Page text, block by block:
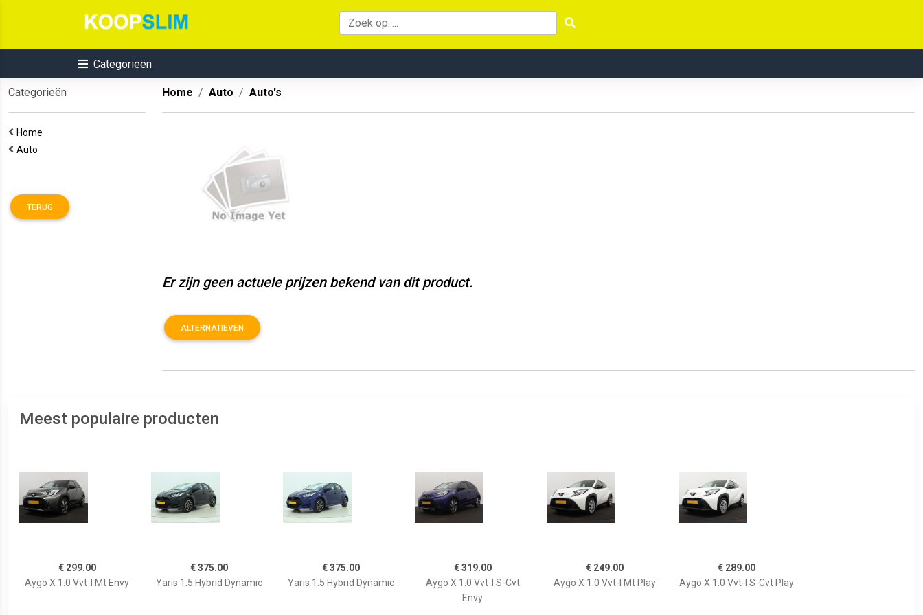
Categorieën
Categorieën
Home
Auto
TERUG
Home Auto Auto's
Er zijn geen actuele prijzen bekend van dit product.
ALTERNATIEVEN
Meest populaire producten
€ 299.00
Aygo X 1.0 Vvt-I Mt Envy
€ 375.00
Yaris 1.5 Hybrid Dynamic
€ 375.00
Yaris 1.5 Hybrid Dynamic
€ 319.00
Aygo X 1.0 Vvt-I S-Cvt
Envy
€ 249.00
Aygo X 1.0 Vvt-I Mt Play
€ 289.00
Aygo X 1.0 Vvt-I S-Cvt Play